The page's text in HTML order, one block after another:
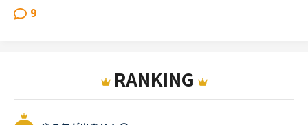
9
RANKING